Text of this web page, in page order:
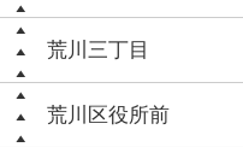
荒川三丁目
荒川区役所前